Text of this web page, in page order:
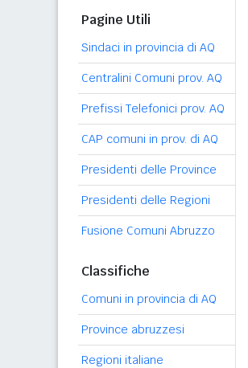
Pagine Utili
Sindaci in provincia di AQ
Centralini Comuni prov. AQ
Prefissi Telefonici prov. AQ
CAP comuni in prov. di AQ
Presidenti delle Province
Presidenti delle Regioni
Fusione Comuni Abruzzo
Classifiche
Comuni in provincia di AQ
Province abruzzesi
Regioni italiane